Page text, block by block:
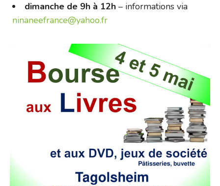
dimanche de 9h à 12h – informations via
ninaneefrance@yahoo.fr